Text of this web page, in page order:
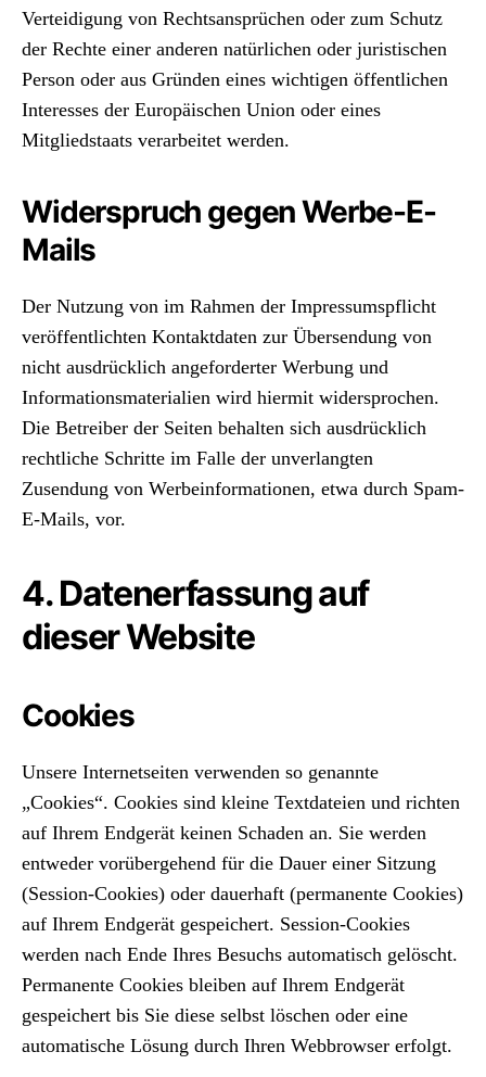
Verteidigung von Rechtsansprüchen oder zum Schutz
der Rechte einer anderen natürlichen oder juristischen
Person oder aus Gründen eines wichtigen öffentlichen
Interesses der Europäischen Union oder eines
Mitgliedstaats verarbeitet werden.
Widerspruch gegen Werbe-E-
Mails
Der Nutzung von im Rahmen der Impressumspflicht
veröffentlichten Kontaktdaten zur Übersendung von
nicht ausdrücklich angeforderter Werbung und
Informationsmaterialien wird hiermit widersprochen.
Die Betreiber der Seiten behalten sich ausdrücklich
rechtliche Schritte im Falle der unverlangten
Zusendung von Werbeinformationen, etwa durch Spam-
E-Mails, vor.
4. Datenerfassung auf
dieser Website
Cookies
Unsere Internetseiten verwenden so genannte
„Cookies“. Cookies sind kleine Textdateien und richten
auf Ihrem Endgerät keinen Schaden an. Sie werden
entweder vorübergehend für die Dauer einer Sitzung
(Session-Cookies) oder dauerhaft (permanente Cookies)
auf Ihrem Endgerät gespeichert. Session-Cookies
werden nach Ende Ihres Besuchs automatisch gelöscht.
Permanente Cookies bleiben auf Ihrem Endgerät
gespeichert bis Sie diese selbst löschen oder eine
automatische Lösung durch Ihren Webbrowser erfolgt.